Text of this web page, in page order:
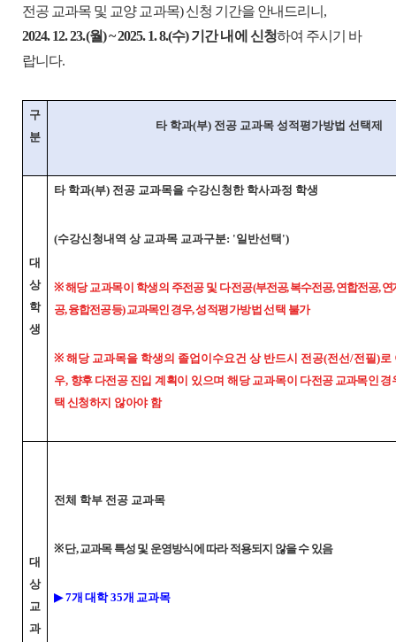
전공 교과목 및 교양 교과목) 신청 기간을 안내드리니,
2024. 12. 23.(월) ~ 2025. 1. 8.(수)기간 내에 신청하여 주시기 바
랍니다.
구
분
타 학과(부) 전공 교과목 성적평가방법 선택제
대
상
학
생
타 학과(부) 전공 교과목을 수강신청한 학사과정 학생
(수강신청내역 상 교과목 교과구분: '일반선택')
※ 해당 교과목이 학생의 주전공 및 다전공(부전공, 복수전공, 연합전공,
공, 융합전공 등) 교과목인 경우,성적평가방법 선택 불가
※해당 교과목을 학생의 졸업이수요건 상 반드시 전공(전선/전필)로
우, 향후 다전공진입 계획이 있으며 해당 교과목이 다전공 교과목인 경
택 신청하지 않아야 함
대
상
교
과
전체 학부 전공 교과목
※ 단, 교과목 특성 및 운영방식에 따라 적용되지 않을 수 있음
▶ 7개 대학 35개 교과목